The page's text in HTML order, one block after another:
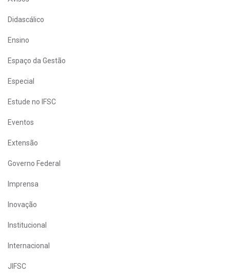
Didascálico
Ensino
Espaço da Gestão
Especial
Estude no IFSC
Eventos
Extensão
Governo Federal
Imprensa
Inovação
Institucional
Internacional
JIFSC